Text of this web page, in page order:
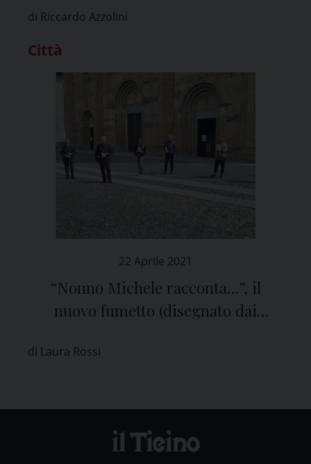
di Riccardo Azzolini
Città
22 Aprile 2021
“Nonno Michele racconta…”, il
nuovo fumetto (disegnato dai
di Laura Rossi